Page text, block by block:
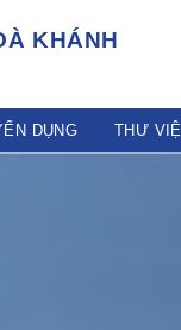
KHÁNH
DỤNG THƯ